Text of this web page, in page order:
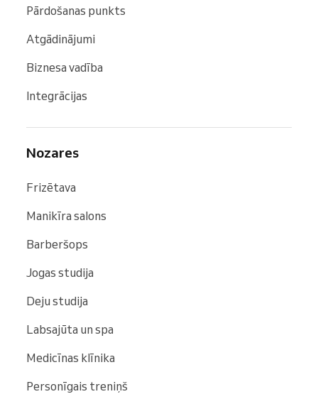
Pārdošanas punkts
Atgādinājumi
Biznesa vadība
Integrācijas
Nozares
Frizētava
Manikīra salons
Barberšops
Jogas studija
Deju studija
Labsajūta un spa
Medicīnas klīnika
Personīgais treniņš